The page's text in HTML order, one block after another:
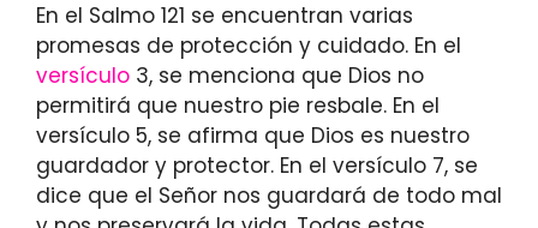
En el Salmo 121 se encuentran varias
promesas de protección y cuidado. En el
versículo 3, se menciona que Dios no
permitirá que nuestro pie resbale. En el
versículo 5, se afirma que Dios es nuestro
guardador y protector. En el versículo 7, se
dice que el Señor nos guardará de todo mal